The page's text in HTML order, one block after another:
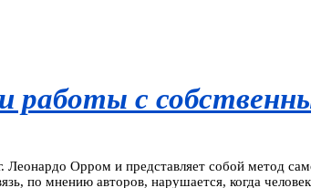
работы с
Леонардо Орром и представляет собой метод
по мнению авторов, нарушается, когда